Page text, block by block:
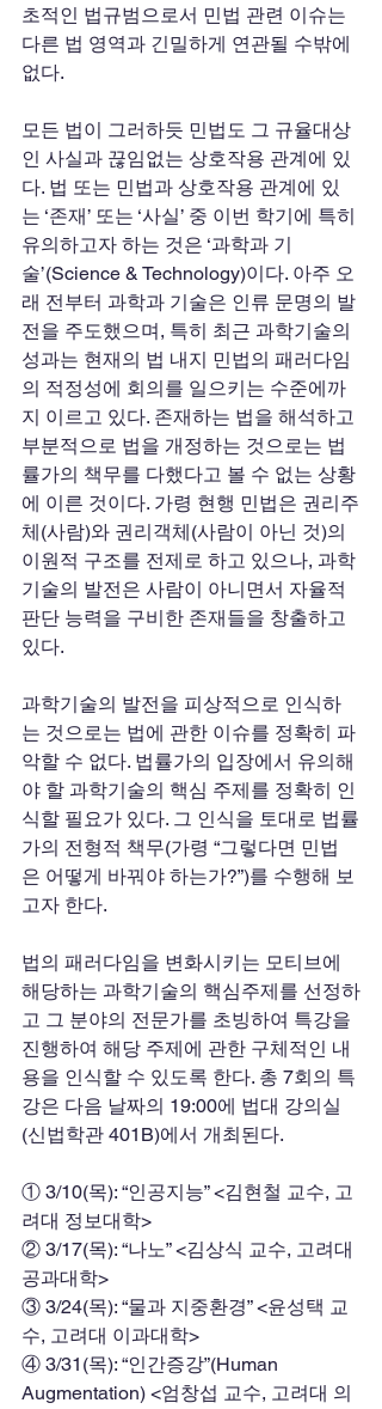
초적인 법규범으로서 민법 관련 이슈는
다른 법 영역과 긴밀하게 연관될 수밖에
없다.
모든 법이 그러하듯 민법도 그 규율대상
인 사실과 끊임없는 상호작용 관계에 있
다. 법 또는 민법과 상호작용 관계에 있
는 ‘존재’ 또는 ‘사실’ 중 이번 학기에 특히
유의하고자 하는 것은 ‘과학과 기
술’(Science & Technology)이다. 아주 오
래 전부터 과학과 기술은 인류 문명의 발
전을 주도했으며, 특히 최근 과학기술의
성과는 현재의 법 내지 민법의 패러다임
의 적정성에 회의를 일으키는 수준에까
지 이르고 있다. 존재하는 법을 해석하고
부분적으로 법을 개정하는 것으로는 법
률가의 책무를 다했다고 볼 수 없는 상황
에 이른 것이다. 가령 현행 민법은 권리주
체(사람)와 권리객체(사람이 아닌 것)의
이원적 구조를 전제로 하고 있으나, 과학
기술의 발전은 사람이 아니면서 자율적
판단 능력을 구비한 존재들을 창출하고
있다.
과학기술의 발전을 피상적으로 인식하
는 것으로는 법에 관한 이슈를 정확히 파
악할 수 없다. 법률가의 입장에서 유의해
야 할 과학기술의 핵심 주제를 정확히 인
식할 필요가 있다. 그 인식을 토대로 법률
가의 전형적 책무(가령 “그렇다면 민법
은 어떻게 바꿔야 하는가?”)를 수행해 보
고자 한다.
법의 패러다임을 변화시키는 모티브에
해당하는 과학기술의 핵심주제를 선정하
고 그 분야의 전문가를 초빙하여 특강을
진행하여 해당 주제에 관한 구체적인 내
용을 인식할 수 있도록 한다. 총 7회의 특
강은 다음 날짜의 19:00에 법대 강의실
(신법학관 401B)에서 개최된다.
① 3/10(목): “인공지능” <김현철 교수, 고
려대 정보대학>
② 3/17(목): “나노” <김상식 교수, 고려대
공과대학>
③ 3/24(목): “물과 지중환경” <윤성택 교
수, 고려대 이과대학>
④ 3/31(목): “인간증강”(Human
Augmentation) <엄창섭 교수, 고려대 의